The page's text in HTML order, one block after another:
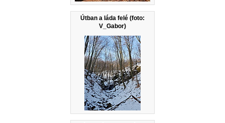
Útban a láda felé (foto:
V_Gabor)